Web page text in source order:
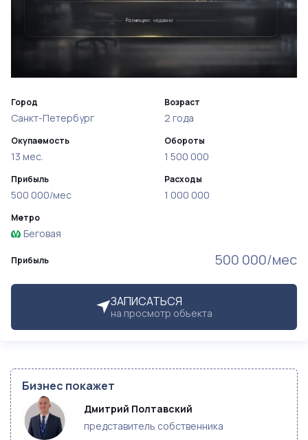
Прибыль 500 000/мес
ЗАПИСАТЬСЯ
на просмотр объекта
Город
Санкт-Петербург
Окупаемость
13 мес.
Прибыль
500 000/мес
Возраст
2 года
Обороты
1 500 000
Расходы
1 000 000
Метро
Беговая
Бизнес покажет
Дмитрий Полтавский
представитель собственника